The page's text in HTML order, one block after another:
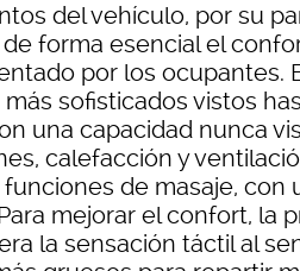
del vehículo, por su
forma esencial el
por los ocupantes.
sofisticados vistos
una capacidad nunca
calefacción y
de masaje, con
mejorar el confort, la
la sensación táctil al